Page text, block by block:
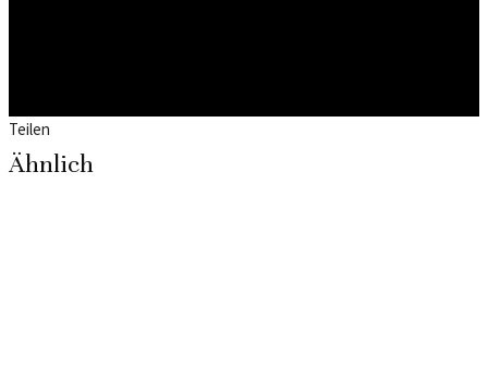
Teilen
Ähnlich